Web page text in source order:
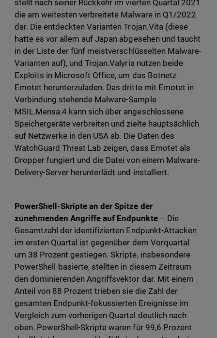
stellt nach seiner Rückkehr im vierten Quartal 2021
die am weitesten verbreitete Malware in Q1/2022
dar. Die entdeckten Varianten Trojan.Vita (diese
hatte es vor allem auf Japan abgesehen und taucht
in der Liste der fünf meistverschlüsselten Malware-
Varianten auf), und Trojan.Valyria nutzen beide
Exploits in Microsoft Office, um das Botnetz
Emotet herunterzuladen. Das dritte mit Emotet in
Verbindung stehende Malware-Sample
MSIL.Mensa.4 kann sich über angeschlossene
Speichergeräte verbreiten und zielte hauptsächlich
auf Netzwerke in den USA ab. Die Daten des
WatchGuard Threat Lab zeigen, dass Emotet als
Dropper fungiert und die Datei von einem Malware-
Delivery-Server herunterlädt und installiert.
PowerShell-Skripte an der Spitze der
zunehmenden Angriffe auf Endpunkte– Die
Gesamtzahl der identifizierten Endpunkt-Attacken
im ersten Quartal ist gegenüber dem Vorquartal
um 38 Prozent gestiegen. Skripte, insbesondere
PowerShell-basierte, stellten in diesem Zeitraum
den dominierenden Angriffsvektor dar. Mit einem
Anteil von 88 Prozent trieben sie die Zahl der
gesamten Endpunkt-fokussierten Ereignisse im
Vergleich zum vorherigen Quartal deutlich nach
oben. PowerShell-Skripte waren für 99,6 Prozent